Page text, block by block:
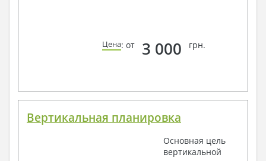
Цена: от 3 000 грн.
Вертикальная планировка
Основная цель
вертикальной